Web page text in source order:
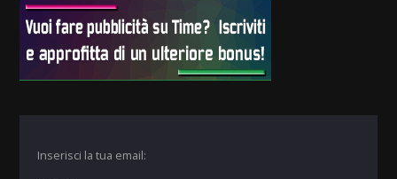
Inserisci la tua email: